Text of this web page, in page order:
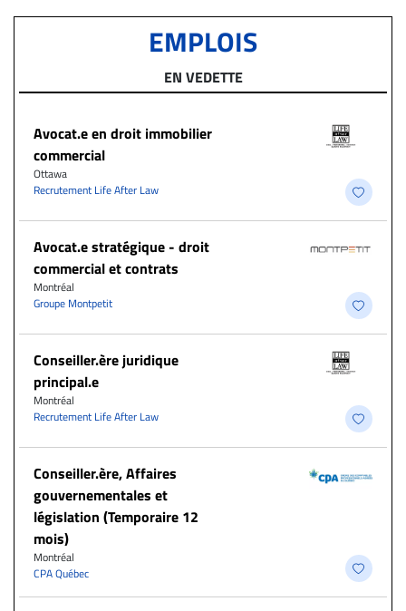
EMPLOIS
EN VEDETTE
Avocat.e en droit immobilier
commercial
Ottawa
Recrutement Life After Law
Avocat.e stratégique - droit
commercial et contrats
Montréal
Groupe Montpetit
Conseiller.ère juridique
principal.e
Montréal
Recrutement Life After Law
Conseiller.ère, Affaires
gouvernementales et
législation (Temporaire 12
mois)
Montréal
CPA Québec